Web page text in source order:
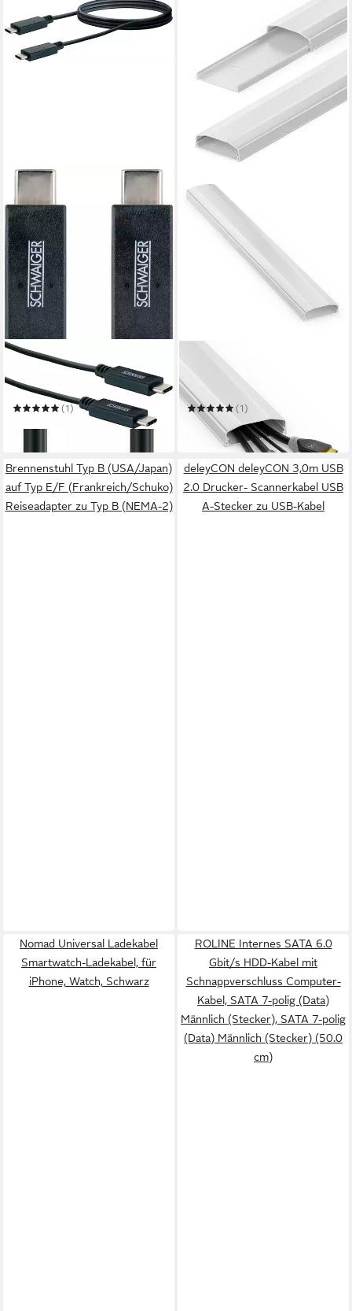
SCHWAIGER
LK101C 531 Smartphone-
Kabel
(1)
DELEYCON
Kabelzubehör deleyCON
Universal Kabelkanal
hochwertiges PVC Länge
100cm - Weiß
(1)
13,09 €
in 2-3 Werktagen bei dir
Brennenstuhl Typ B (USA/Japan)
auf Typ E/F (Frankreich/Schuko)
Reiseadapter zu Typ B (NEMA-2)
deleyCON deleyCON 3,0m USB
2.0 Drucker- Scannerkabel USB
A-Stecker zu USB-Kabel
Nomad Universal Ladekabel
Smartwatch-Ladekabel, für
iPhone, Watch, Schwarz
ROLINE Internes SATA 6.0
Gbit/s HDD-Kabel mit
Schnappverschluss Computer-
Kabel, SATA 7-polig (Data)
Männlich (Stecker), SATA 7-polig
(Data) Männlich (Stecker) (50.0
cm)